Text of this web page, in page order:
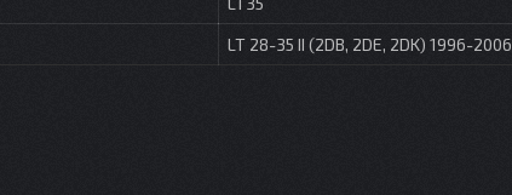
LT 28-35 II (2DB, 2DE, 2DK) 1996-2006